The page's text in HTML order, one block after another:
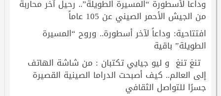
وداعاً لأسطورة “المسيرة الطويلة”.. رحيل آخر محاربة
من الجيش الأحمر الصيني عن 105 عاماً
افتتاحية: وداعاً لآخر أسطورة.. وروح “المسيرة
الطويلة” باقية
تنغ تنغ و ليو جيايي تكتبان : من شاشة الهاتف
إلى العالم.. كيف أصبحت الدراما الصينية القصيرة
جسرًا للتواصل الثقافي